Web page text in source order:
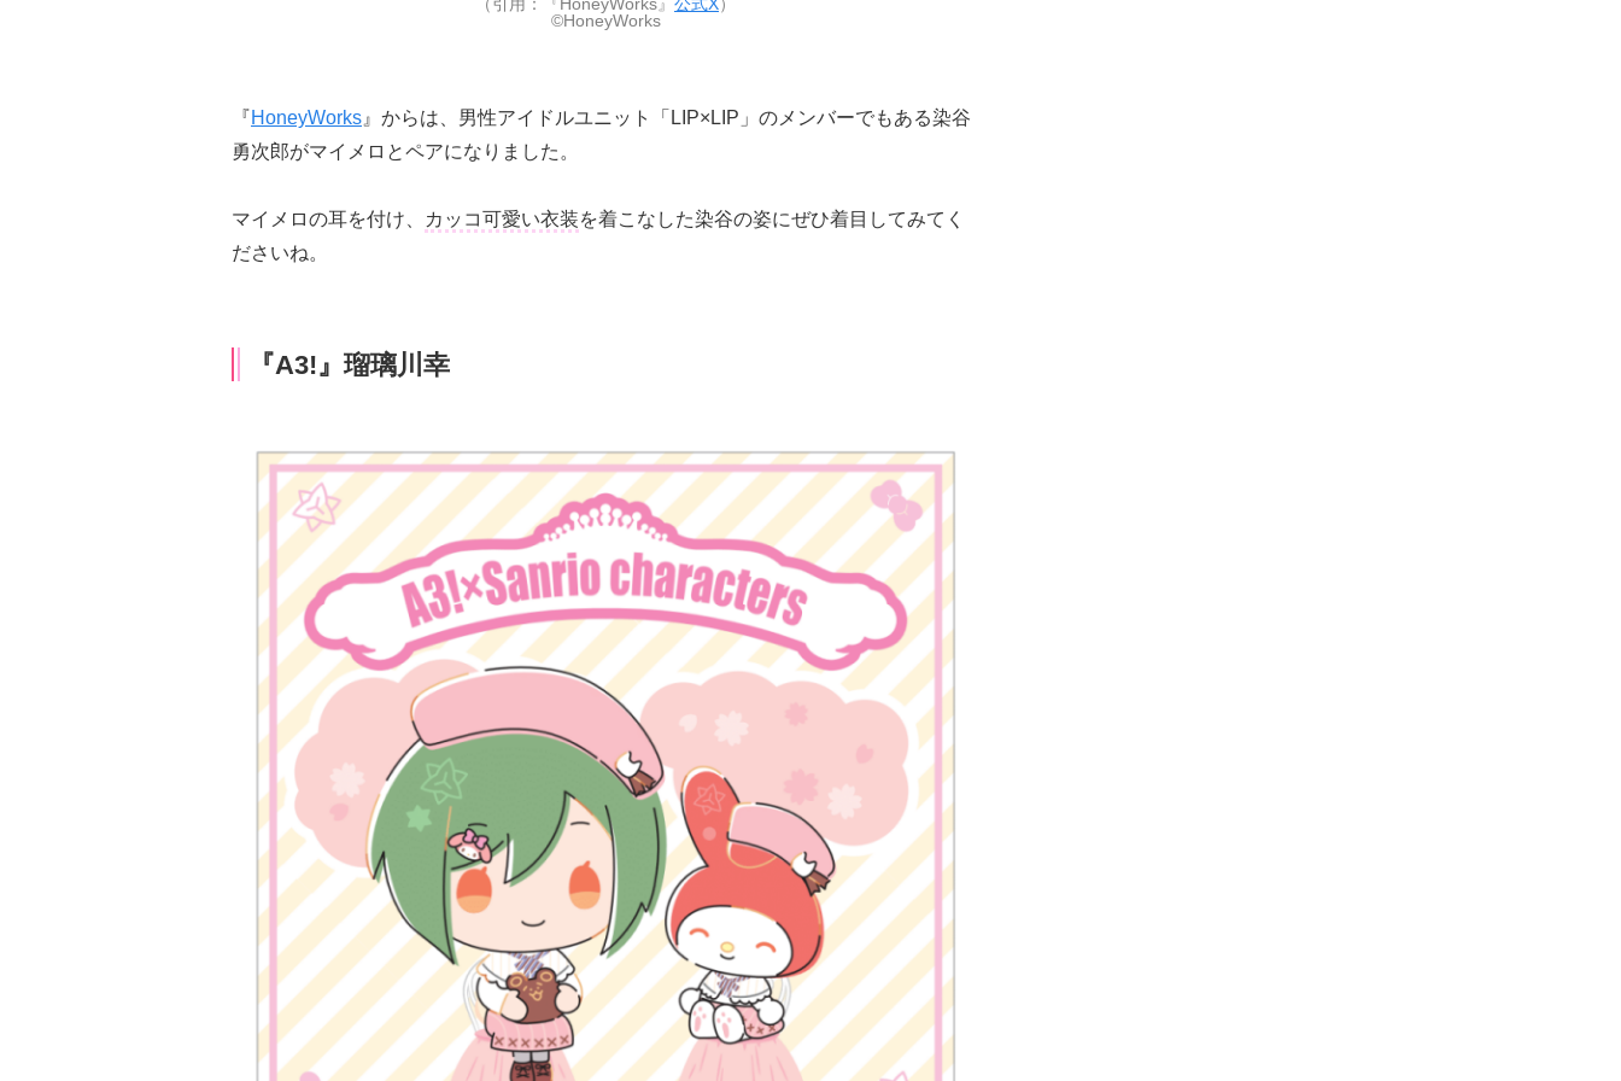
（引用：『HoneyWorks』 公式X）
©HoneyWorks
『HoneyWorks 』からは、男性アイドルユニット「LIP×LIP」のメンバーでもある染谷
勇次郎がマイメロとペアになりました。
マイメロの耳を付け、 カッコ可愛い衣装を着こなした染谷の姿にぜひ着目してみてく
ださいね。
『A3!』瑠璃川幸